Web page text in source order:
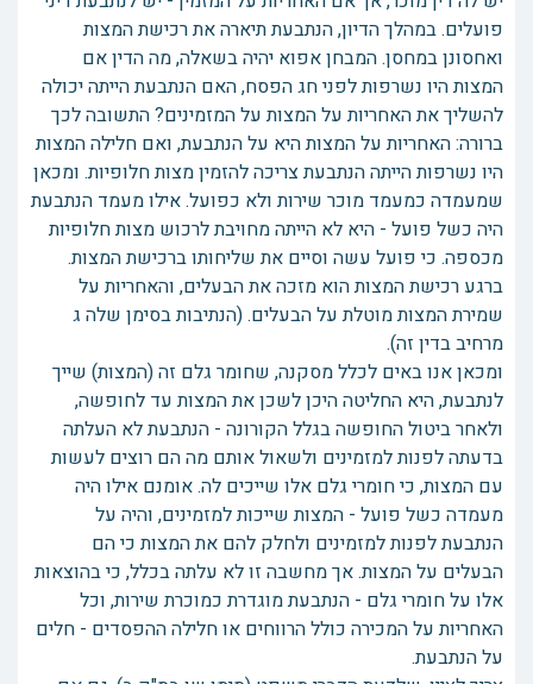
פועלים. במהלך הדיון, הנתבעת תיארה את רכישת המצות
ואחסונן במחסן. המבחן אפוא יהיה בשאלה, מה הדין אם
המצות היו נשרפות לפני חג הפסח, האם הנתבעת הייתה יכולה
להשליך את האחריות על המצות על המזמינים? התשובה לכך
ברורה: האחריות על המצות היא על הנתבעת, ואם חלילה המצות
היו נשרפות הייתה הנתבעת צריכה להזמין מצות חלופיות. ומכאן
שמעמדה כמעמד מוכר שירות ולא כפועל. אילו מעמד הנתבעת
היה כשל פועל - היא לא הייתה מחויבת לרכוש מצות חלופיות
מכספה. כי פועל עשה וסיים את שליחותו ברכישת המצות.
ברגע רכישת המצות הוא מזכה את הבעלים, והאחריות על
שמירת המצות מוטלת על הבעלים. (הנתיבות בסימן שלה ג
מרחיב בדין זה).
ומכאן אנו באים לכלל מסקנה, שחומר גלם זה (המצות) שייך
לנתבעת, היא החליטה היכן לשכן את המצות עד לחופשה,
ולאחר ביטול החופשה בגלל הקורונה - הנתבעת לא העלתה
בדעתה לפנות למזמינים ולשאול אותם מה הם רוצים לעשות
עם המצות, כי חומרי גלם אלו שייכים לה. אומנם אילו היה
מעמדה כשל פועל - המצות שייכות למזמינים, והיה על
הנתבעת לפנות למזמינים ולחלק להם את המצות כי הם
הבעלים על המצות. אך מחשבה זו לא עלתה בכלל, כי בהוצאות
אלו על חומרי גלם - הנתבעת מוגדרת כמוכרת שירות, וכל
האחריות על המכירה כולל הרווחים או חלילה ההפסדים - חלים
על הנתבעת.